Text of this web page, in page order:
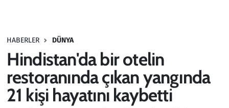
HABERLER DÜNYA
Hindistan'da bir otelin
restoranında çıkan yangında
21 kişi hayatını kaybetti
Haber
Kültür Sanat
Kurumsal Haberler